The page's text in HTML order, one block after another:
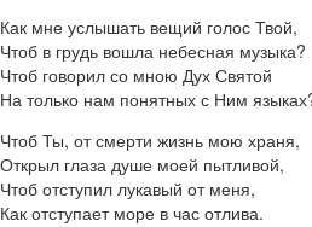
Как мне услышать вещий голос Твой,
Чтоб в грудь вошла небесная музыка?
Чтоб говорил со мною Дух Святой
На только нам понятных с Ним
Чтоб Ты, от смерти жизнь мою храня,
Открыл глаза душе моей пытливой,
Чтоб отступил лукавый от меня,
Как отступает море в час отлива.